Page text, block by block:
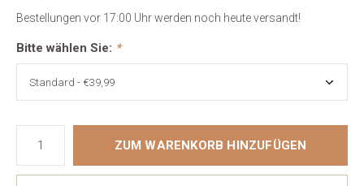
Bestellungen vor 17:00 Uhr werden noch heute versandt!
Bitte wählen Sie: *
ZUM WARENKORB HINZUFÜGEN